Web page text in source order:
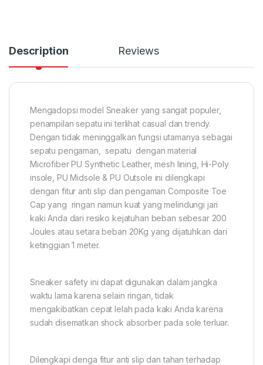
Description Reviews
Mengadopsi model Sneaker yang sangat populer,
penampilan sepatu ini terlihat casual dan trendy.
Dengan tidak meninggalkan fungsi utamanya sebagai
sepatu pengaman, sepatu dengan material
Microfiber PU Synthetic Leather, mesh lining, Hi-Poly
insole, PU Midsole & PU Outsole ini dilengkapi
dengan fitur anti slip dan pengaman Composite Toe
Cap yang ringan namun kuat yang melindungi jari
kaki Anda dari resiko kejatuhan beban sebesar 200
Joules atau setara beban 20Kg yang dijatuhkan dari
ketinggian 1 meter.
Sneaker safety ini dapat digunakan dalam jangka
waktu lama karena selain ringan, tidak
mengakibatkan cepat lelah pada kaki Anda karena
sudah disematkan shock absorber pada sole terluar.
Dilengkapi denga fitur anti slip dan tahan terhadap